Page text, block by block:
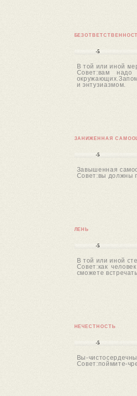
-5
В той или иной
Совет:вам надо
и энтузиазмом.
ЗАНИЖЕННАЯ
-5
Завышенная
Совет:вы должны
ЛЕНЬ
-5
В той или иной
Совет:как
сможете
НЕЧЕСТНОСТЬ
-5
Вы-
Совет:поймите-